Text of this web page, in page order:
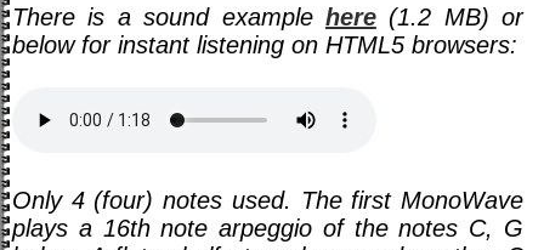
There is a sound example here(1.2 MB) or
below for instant listening on HTML5 browsers:
Only 4 (four) notes used. The first MonoWave
plays a 16th note arpeggio of the notes C, G